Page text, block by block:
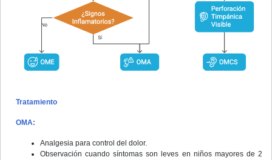
Tratamiento
OMA:
Analgesia para control del dolor.
Observación cuando síntomas son leves en niños mayores de 2